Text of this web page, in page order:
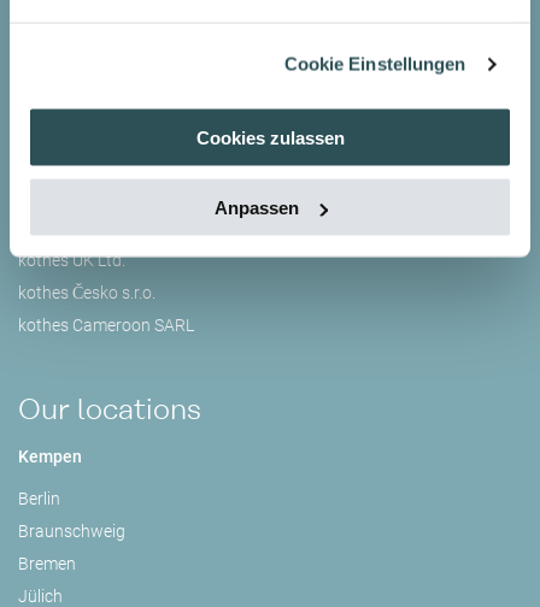
Cookie Einstellungen
Cookies zulassen
Anpassen
Our companies
kothes GmbH
kothes UK Ltd.
kothes Česko s.r.o.
kothes Cameroon SARL
Our locations
Kempen
Berlin
Braunschweig
Bremen
Jülich